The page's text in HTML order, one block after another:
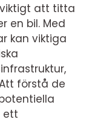
att titta
en bil. Med
kan viktiga
förstå de
ett